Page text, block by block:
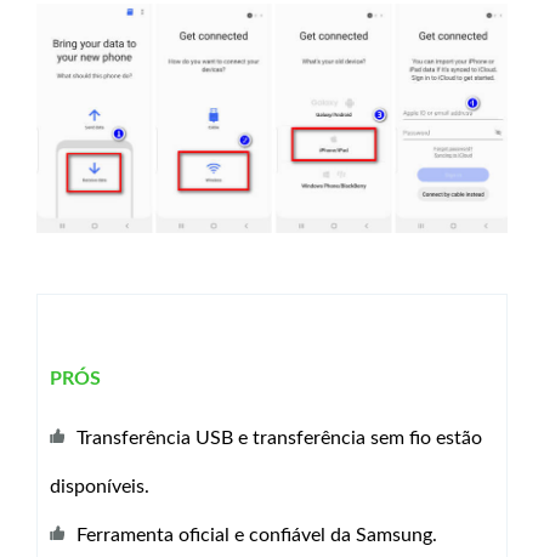
PRÓS
Transferência USB e transferência sem fio estão
disponíveis.
Ferramenta oficial e confiável da Samsung.